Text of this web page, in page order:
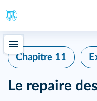
Chapitre 11
Le repaire